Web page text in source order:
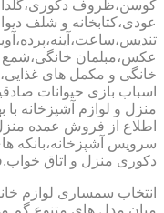
کوسن،ظروف
عودی،کتابخانه و شلف
عکس،مبلمان
خانگی و مکمل های
اسباب بازی حیوانات
منزل و لوازم آشپزخانه
اطلاع از فروش عمده
سرویس آشپزخانه،بانکه
دکوری منزل و اتاق
انتخاب سمساری لوازم
میان مدل های متنوع گم